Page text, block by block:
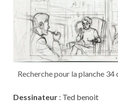
Recherche pour la planche
Dessinateur: Ted benoit